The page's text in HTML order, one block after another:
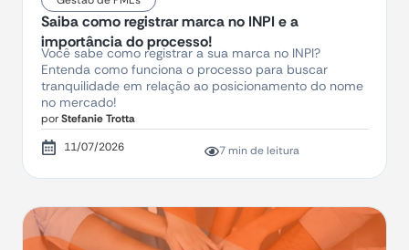
Saiba como registrar marca no INPI e a
importância do processo!
Você sabe como registrar a sua marca no INPI?
Entenda como funciona o processo para buscar
tranquilidade em relação ao posicionamento do nome
no mercado!
porStefanie Trotta
11/07/2026
7 min de leitura